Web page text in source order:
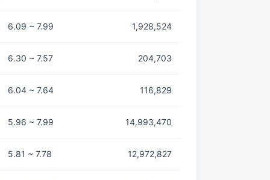
6.09 ~ 7.99 1,928,524
6.30 ~ 7.57 204,703
6.04 ~ 7.64 116,829
5.96 ~ 7.99 14,993,470
5.81 ~ 7.78 12,972,827